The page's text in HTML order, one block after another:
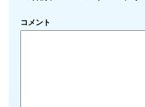
コメント